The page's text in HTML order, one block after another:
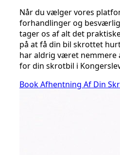
Når du vælger vores
forhandlinger og
tager os af alt det
på at få din bil skrottet
har aldrig været nemmere
for din skrotbil i
Book Afhentning Af Din